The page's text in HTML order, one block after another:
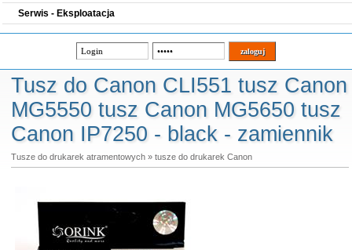
Serwis - Eksploatacja
Tusz do Canon CLI551 tusz Canon
MG5550 tusz Canon MG5650 tusz
Canon IP7250 - black - zamiennik
Tusze do drukarek atramentowych» tusze do drukarek Canon